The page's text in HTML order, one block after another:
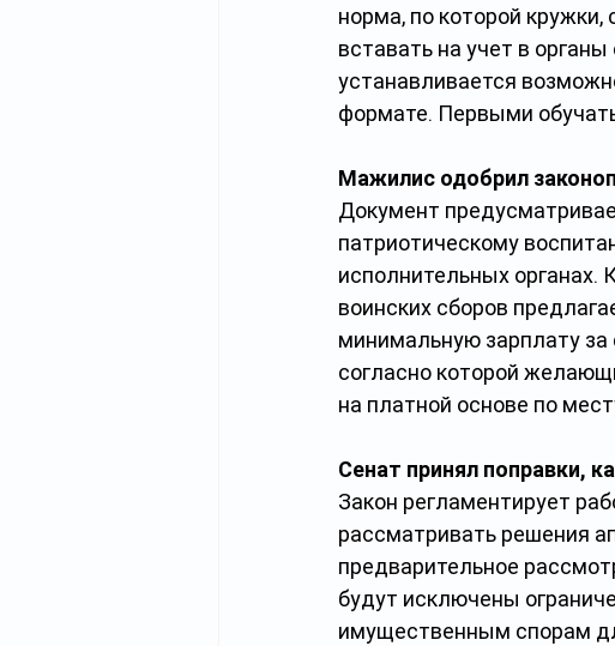
норма, по которой кружки,
вставать на учет в
устанавливается
формате. Первыми
Мажилис одобрил
Документ
патриотическому
исполнительных органах.
воинских сборов
минимальную зарплату за
согласно которой
на платной основе по
Сенат принял поправки,
Закон регламентирует
рассматривать решения
предварительное
будут исключены
имущественным спорам